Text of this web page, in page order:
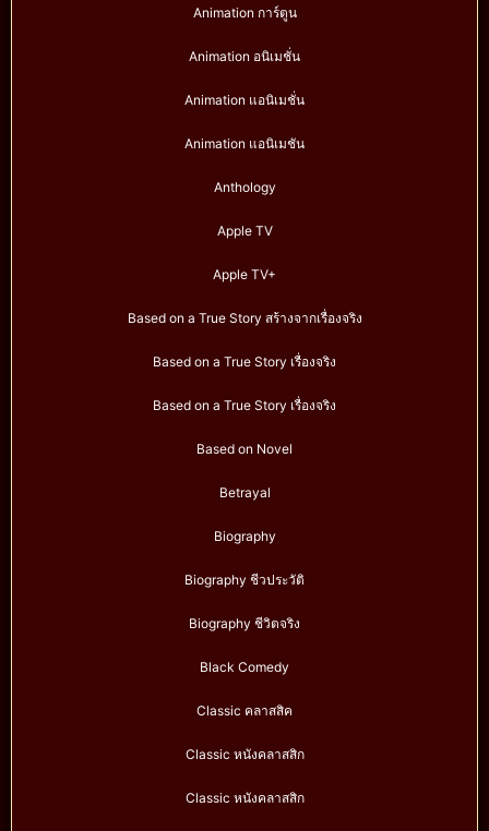
Animation การ์ตูน
Animation อนิเมชั่น
Animation แอนิเมชั่น
Animation แอนิเมชัน
Anthology
Apple TV
Apple TV+
Based on a True Story สร้างจากเรื่องจริง
Based on a True Story เรื่องจริง
Based on a True Story เรื่องจริง
Based on Novel
Betrayal
Biography
Biography ชีวประวัติ
Biography ชีวิตจริง
Black Comedy
Classic คลาสสิค
Classic หนังคลาสสิก
Classic หนังคลาสสิก